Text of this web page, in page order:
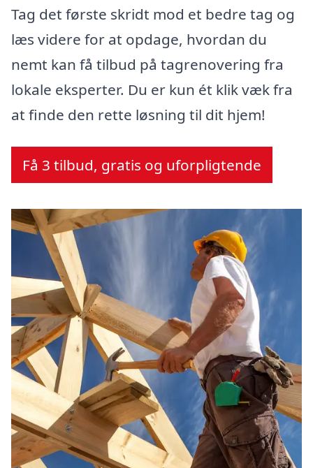
Tag det første skridt mod et bedre tag og
læs videre for at opdage, hvordan du
nemt kan få tilbud på tagrenovering fra
lokale eksperter. Du er kun ét klik væk fra
at finde den rette løsning til dit hjem!
Få 3 tilbud, gratis og uforpligtende